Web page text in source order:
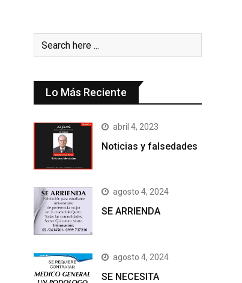
Lo Más Reciente
abril 4, 2023
Noticias y falsedades
agosto 4, 2024
SE ARRIENDA
agosto 4, 2024
SE NECESITA